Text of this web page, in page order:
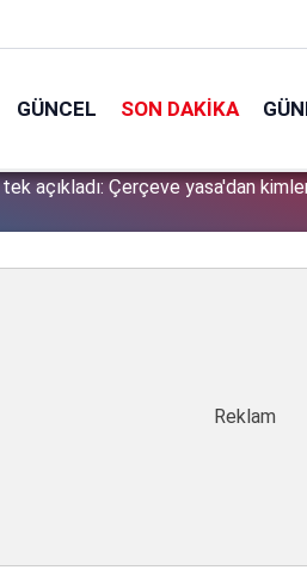
GÜNCEL SON DAKIKA
açıkladı: Çerçeve yasa'dan